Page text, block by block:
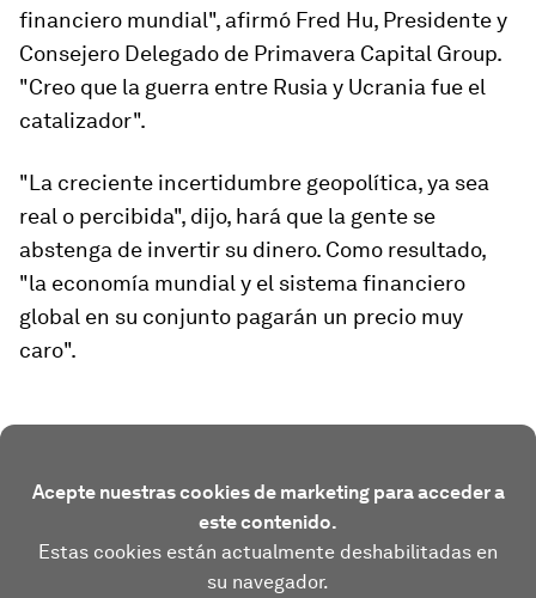
financiero mundial", afirmó Fred Hu, Presidente y
Consejero Delegado de Primavera Capital Group.
"Creo que la guerra entre Rusia y Ucrania fue el
catalizador".
"La creciente incertidumbre geopolítica, ya sea
real o percibida", dijo, hará que la gente se
abstenga de invertir su dinero. Como resultado,
"la economía mundial y el sistema financiero
global en su conjunto pagarán un precio muy
caro".
Acepte nuestras cookies de marketing para acceder a
este contenido.
Estas cookies están actualmente deshabilitadas en
su navegador.